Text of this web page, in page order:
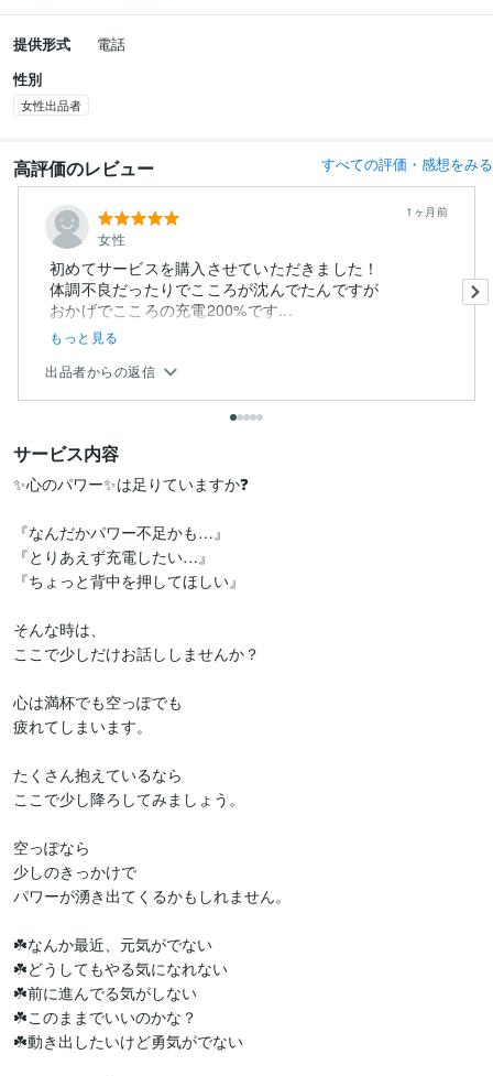
提供形式
電話
性別
女性出品者
高評価のレビュー すべての評価・感想をみる
女性
1ヶ月前
初めてサービスを購入させていただきました！
体調不良だったりでこころが沈んでたんですが
おかげでこころの充電200%です...
もっと見る
出品者からの返信
サービス内容
✨心のパワー✨は足りていますか❓
『なんだかパワー不足かも…』
『とりあえず充電したい…』
『ちょっと背中を押してほしい』
そんな時は、
ここで少しだけお話ししませんか？
心は満杯でも空っぽでも
疲れてしまいます。
たくさん抱えているなら
ここで少し降ろしてみましょう。
空っぽなら
少しのきっかけで
パワーが湧き出てくるかもしれません。
☘️なんか最近、元気がでない
☘️どうしてもやる気になれない
☘️前に進んでる気がしない
☘️このままでいいのかな？
☘️動き出したいけど勇気がでない